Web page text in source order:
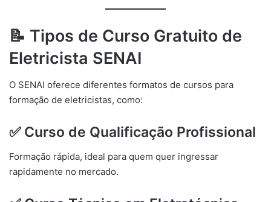
📝 Tipos de Curso Gratuito de
Eletricista SENAI
O SENAI oferece diferentes formatos de cursos para
formação de eletricistas, como:
✅ Curso de Qualificação Profissional
Formação rápida, ideal para quem quer ingressar
rapidamente no mercado.